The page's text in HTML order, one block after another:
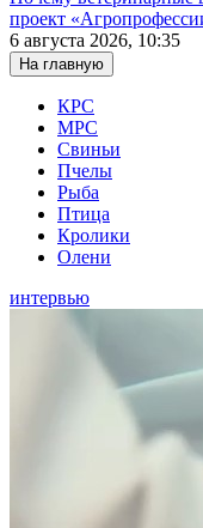
проект
6 августа 2026, 10:35
На главную
КРС
МРС
Свиньи
Пчелы
Рыба
Птица
Кролики
Олени
интервью